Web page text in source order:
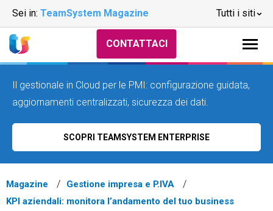
Sei in: TeamSystem Magazine Tutti i siti
CONTATTACI
Il gestionale in Cloud per le PMI: configurazione guidata,
aggiornamenti centralizzati, sicurezza dei dati.
SCOPRI TEAMSYSTEM ENTERPRISE
Magazine
Gestione impresa e P.IVA
KPI aziendali: monitora l’andamento del tuo business